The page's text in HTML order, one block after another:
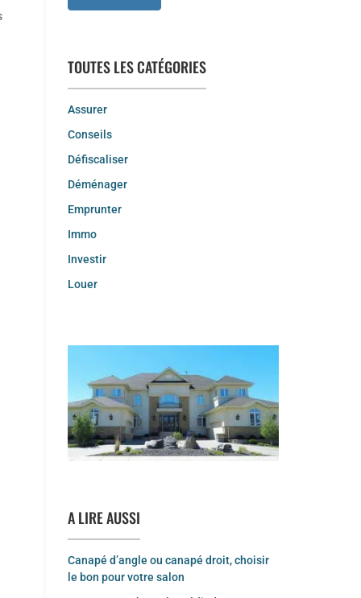
TOUTES LES CATÉGORIES
Assurer
Conseils
Défiscaliser
Déménager
Emprunter
Immo
Investir
Louer
A LIRE AUSSI
Canapé d’angle ou canapé droit, choisir
le bon pour votre salon